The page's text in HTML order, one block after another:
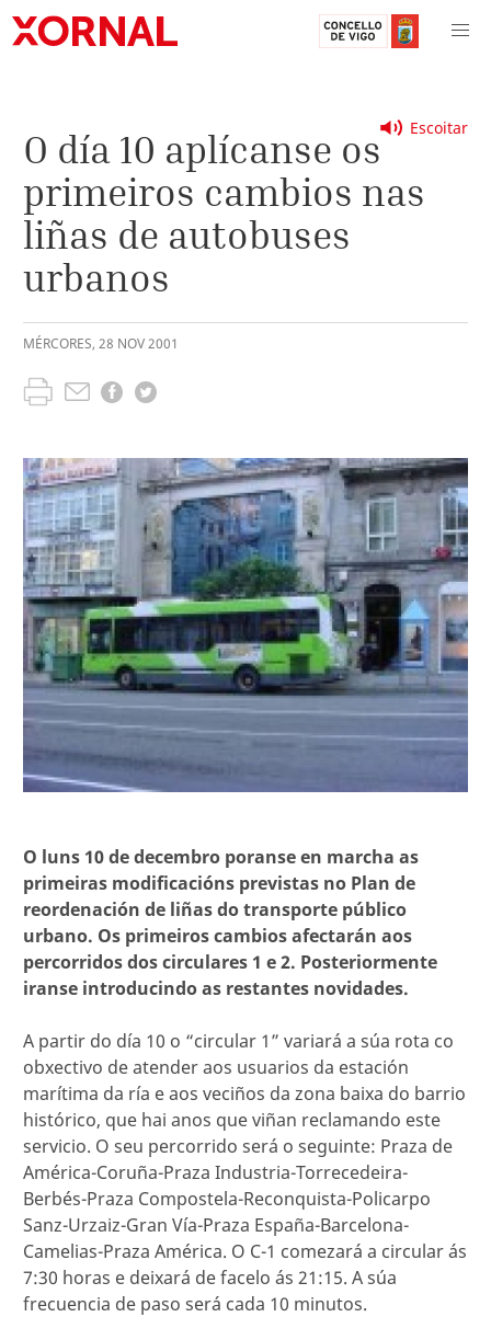
Escoitar
O día 10 aplícanse os
primeiros cambios nas
liñas de autobuses
urbanos
MÉRCORES, 28 NOV2001
O luns 10 de decembro poranse en marcha as
primeiras modificacións previstas no Plan de
reordenación de liñas do transporte público
urbano. Os primeiros cambios afectarán aos
percorridos dos circulares 1 e 2. Posteriormente
iranse introducindo as restantes novidades.
A partir do día 10 o “circular 1” variará a súa rota co
obxectivo de atender aos usuarios da estación
marítima da ría e aos veciños da zona baixa do barrio
histórico, que hai anos que viñan reclamando este
servicio. O seu percorrido será o seguinte: Praza de
América-Coruña-Praza Industria-Torrecedeira-
Berbés-Praza Compostela-Reconquista-Policarpo
Sanz-Urzaiz-Gran Vía-Praza España-Barcelona-
Camelias-Praza América. O C-1 comezará a circular ás
7:30 horas e deixará de facelo ás 21:15. A súa
frecuencia de paso será cada 10 minutos.